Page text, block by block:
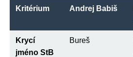
Kritérium Andrej Babiš
Krycí
jméno StB
Bureš